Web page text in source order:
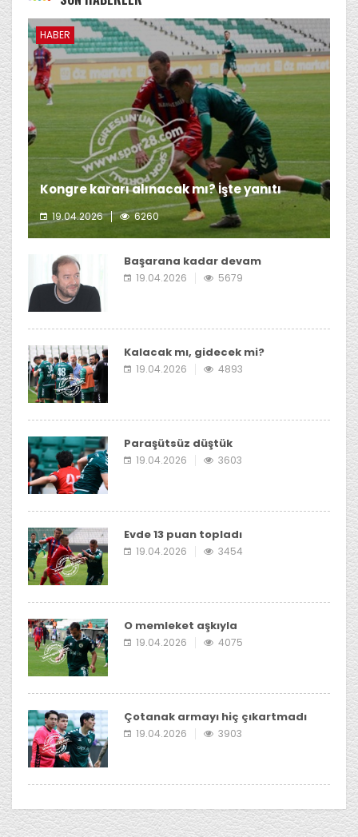
HABER
Kongre kararı alınacak mı? İşte yanıtı
19.04.2026 6260
Giresunspor Başkanı Emin Eltuğral'ın kongre kararı
Başarana kadar devam
19.04.2026 5679
Kalacak mı, gidecek mi?
19.04.2026 4893
Paraşütsüz düştük
19.04.2026 3603
Evde 13 puan topladı
19.04.2026 3454
O memleket aşkıyla
19.04.2026 4075
Çotanak armayı hiç çıkartmadı
19.04.2026 3903